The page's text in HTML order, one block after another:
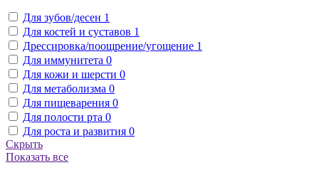
Для зубов/десен 1
Для костей и суставов 1
Дрессировка/поощрение/угощение 1
Для иммунитета 0
Для кожи и шерсти 0
Для метаболизма 0
Для пищеварения 0
Для полости рта 0
Для роста и развития 0
Скрыть
Показать все